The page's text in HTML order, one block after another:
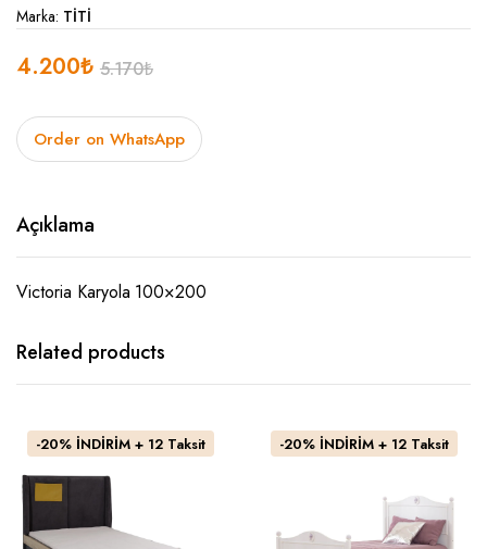
Marka: TİTİ
5.170₺
fiyat:
5.170₺.
4.200₺
andaki
fiyat:
Order on WhatsApp
Açıklama
Victoria Karyola 100×200
Related products
-20% İNDİRİM + 12 Taksit -20% İNDİRİM + 12 Taksit